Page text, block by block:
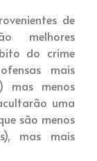
de
melhores
do crime
mais
mas menos
uma
são menos
mas mais